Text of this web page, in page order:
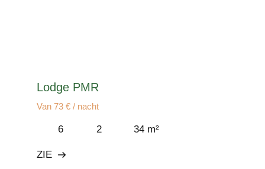
Lodge PMR
Van 73 € / nacht
6 2 34 m²
ZIE